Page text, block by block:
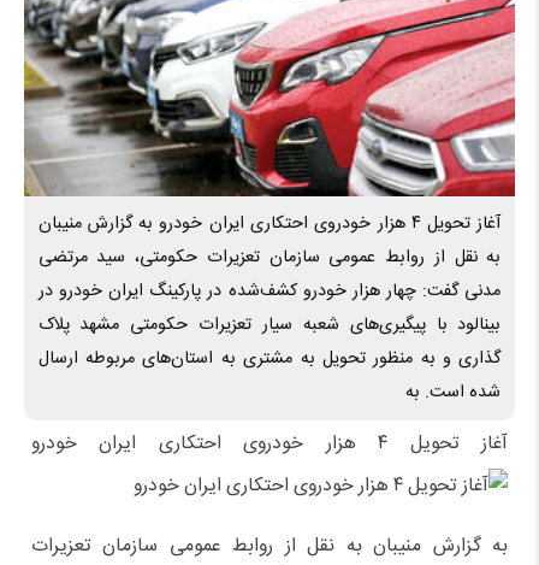
آغاز تحویل ۴ هزار خودروی احتکاری ایران‌ خودرو به گزارش منیبان
به نقل از روابط عمومی سازمان تعزیرات حکومتی، سید مرتضی
مدنی گفت: چهار هزار خودرو کشف‌شده در پارکینگ ایران خودرو در
بینالود با پیگیری‌های شعبه سیار تعزیرات حکومتی مشهد پلاک
گذاری و به منظور تحویل به مشتری به استان‌های مربوطه ارسال
شده است. به
آغاز تحویل ۴ هزار خودروی احتکاری ایران‌ خودرو
به گزارش منیبان به نقل از روابط عمومی سازمان تعزیرات